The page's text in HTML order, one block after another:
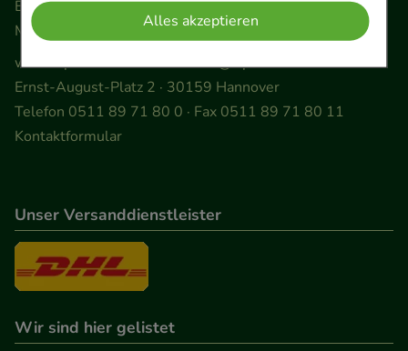
Komfort:Diese Cookies werden genutzt um das
Einkaufserlebnis noch ansprechender zu gestalten,
beispielsweise für die Wiedererkennung des
Besuchers oder unsere Seite an bevorzugte
Verhaltensweisen (z.B. Spracheinstellung)
anzuzeigen und unser Partnerprogramm zu
betreiben.
Statistik & Tracking:
unserer Website sammeln, mit deren Hilfe wir
Alles akzeptieren
Beratung und Kundenservice:
Montag - Freitag von 9.00 bis 17.00 Uhr
www.ApoSalis.de· E-Mail:info@ApoSalis.de
Ernst-August-Platz 2 · 30159 Hannover
Telefon 0511 89 71 80 0 · Fax 0511 89 71 80 11
Kontaktformular
Unser Versanddienstleister
Wir sind hier gelistet